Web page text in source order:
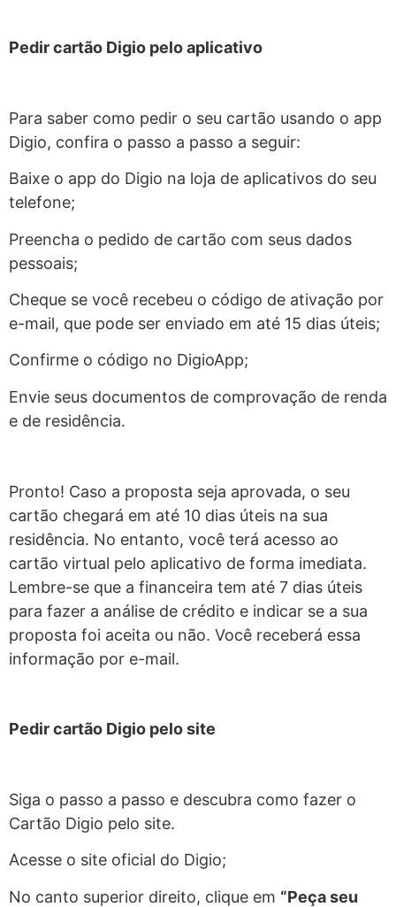
Pedir cartão Digio pelo aplicativo
Para saber como pedir o seu cartão usando o app
Digio, confira o passo a passo a seguir:
Baixe o app do Digio na loja de aplicativos do seu
telefone;
Preencha o pedido de cartão com seus dados
pessoais;
Cheque se você recebeu o código de ativação por
e-mail, que pode ser enviado em até 15 dias úteis;
Confirme o código no DigioApp;
Envie seus documentos de comprovação de renda
e de residência.
Pronto! Caso a proposta seja aprovada, o seu
cartão chegará em até 10 dias úteis na sua
residência. No entanto, você terá acesso ao
cartão virtual pelo aplicativo de forma imediata.
Lembre-se que a financeira tem até 7 dias úteis
para fazer a análise de crédito e indicar se a sua
proposta foi aceita ou não. Você receberá essa
informação por e-mail.
Pedir cartão Digio pelo site
Siga o passo a passo e descubra como fazer o
Cartão Digio pelo site.
Acesse o site oficial do Digio;
No canto superior direito, clique em “Peça seu